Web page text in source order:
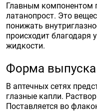
Главным компонентом
латанопрост. Это
понижать
происходит благодаря
жидкости.
Форма выпуска
В аптечных сетях
глазные капли.
Поставляется во